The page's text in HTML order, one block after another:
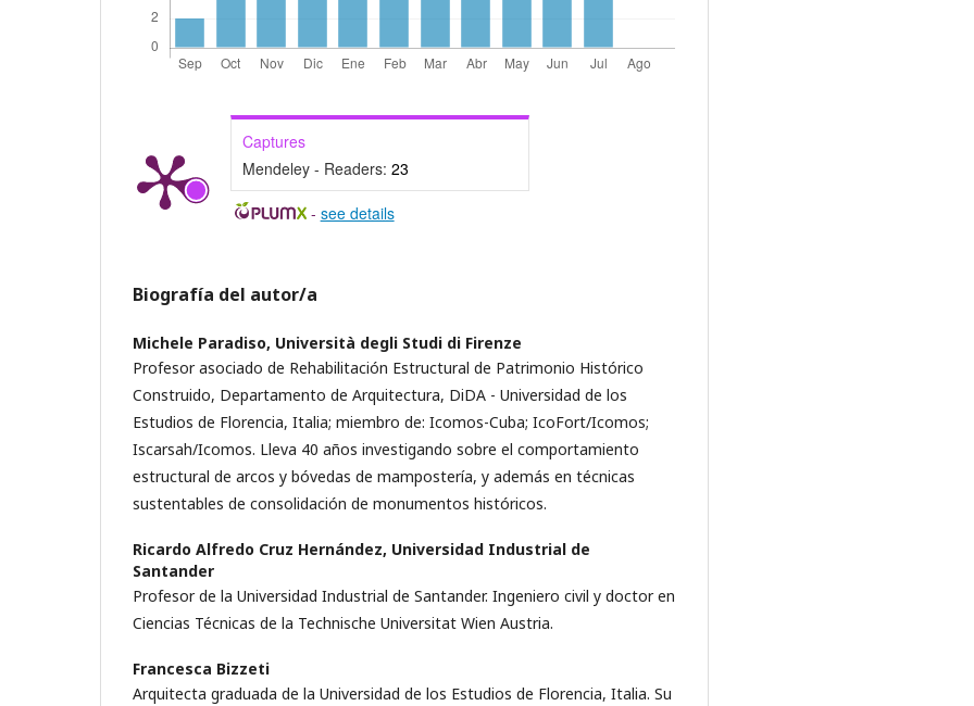
Captures
Mendeley - Readers: 23
- see details
Biografía del autor/a
Michele Paradiso, Università degli Studi di Firenze
Profesor asociado de Rehabilitación Estructural de Patrimonio Histórico
Construido, Departamento de Arquitectura, DiDA - Universidad de los
Estudios de Florencia, Italia; miembro de: Icomos-Cuba; IcoFort/Icomos;
Iscarsah/Icomos. Lleva 40 años investigando sobre el comportamiento
estructural de arcos y bóvedas de mampostería, y además en técnicas
sustentables de consolidación de monumentos históricos.
Ricardo Alfredo Cruz Hernández, Universidad Industrial de
Santander
Profesor de la Universidad Industrial de Santander. Ingeniero civil y doctor en
Ciencias Técnicas de la Technische Universitat Wien Austria.
Francesca Bizzeti
Arquitecta graduada de la Universidad de los Estudios de Florencia, Italia. Su